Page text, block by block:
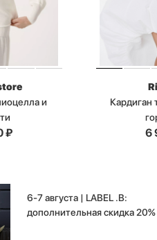
и
₽
Кардиган
6
6-7 августа | LABEL .B:
дополнительная скидка 20%